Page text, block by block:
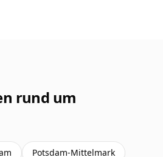
rund um
Potsdam-Mittelmark